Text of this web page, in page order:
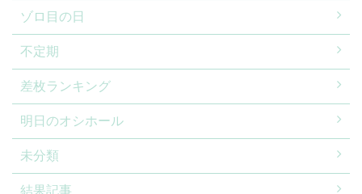
ゾロ目の日
不定期
差枚ランキング
明日のオシホール
未分類
結果記事